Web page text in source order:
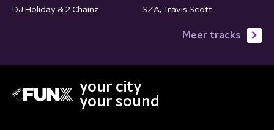
DJ Holiday & 2 Chainz
SZA, Travis Scott
Meer tracks
your city
your sound